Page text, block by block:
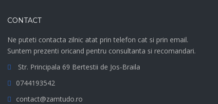
CONTACT
Ne puteti contacta zilnic atat prin telefon cat si prin email.
Suntem prezenti oricand pentru consultanta si recomandari.
Str. Principala 69 Bertestii de Jos-Braila
0744193542
contact@zamtudo.ro